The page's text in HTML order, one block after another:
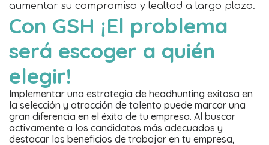
aumentar su compromiso y lealtad a largo plazo.
Con GSH ¡El problema
será escoger a quién
elegir!
Implementar una estrategia de headhunting exitosa en
la selección y atracción de talento puede marcar una
gran diferencia en el éxito de tu empresa. Al buscar
activamente a los candidatos más adecuados y
destacar los beneficios de trabajar en tu empresa,